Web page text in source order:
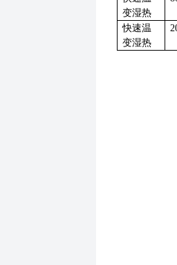
变湿热
快速温
变湿热